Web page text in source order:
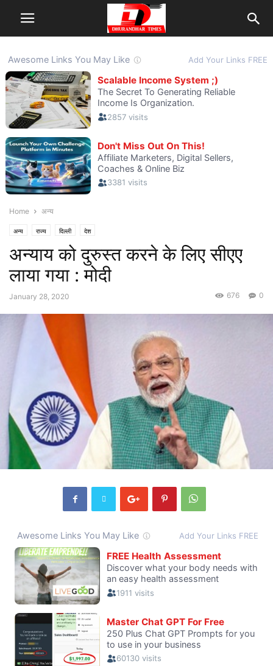
Home अन्य
अन्य राज्य दिल्ली देश
अन्याय को दुरुस्त करने के लिए सीएए
लाया गया : मोदी
January 28, 2020 0
676